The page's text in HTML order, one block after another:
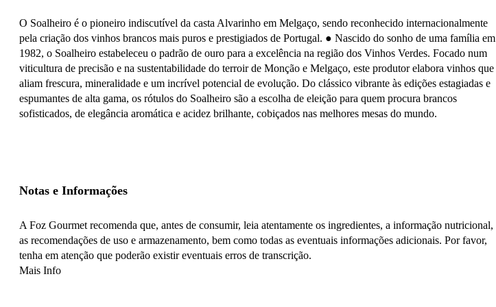
O Soalheiro é o pioneiro indiscutível da casta Alvarinho em Melgaço, sendo reconhecido internacionalmente
pela criação dos vinhos brancos mais puros e prestigiados de Portugal. ● Nascido do sonho de uma família em
1982, o Soalheiro estabeleceu o padrão de ouro para a excelência na região dos Vinhos Verdes. Focado num
viticultura de precisão e na sustentabilidade do terroir de Monção e Melgaço, este produtor elabora vinhos que
aliam frescura, mineralidade e um incrível potencial de evolução. Do clássico vibrante às edições estagiadas e
espumantes de alta gama, os rótulos do Soalheiro são a escolha de eleição para quem procura brancos
sofisticados, de elegância aromática e acidez brilhante, cobiçados nas melhores mesas do mundo.
Notas e Informações
A Foz Gourmet recomenda que, antes de consumir, leia atentamente os ingredientes, a informação nutricional,
as recomendações de uso e armazenamento, bem como todas as eventuais informações adicionais. Por favor,
tenha em atenção que poderão existir eventuais erros de transcrição.
Mais Info